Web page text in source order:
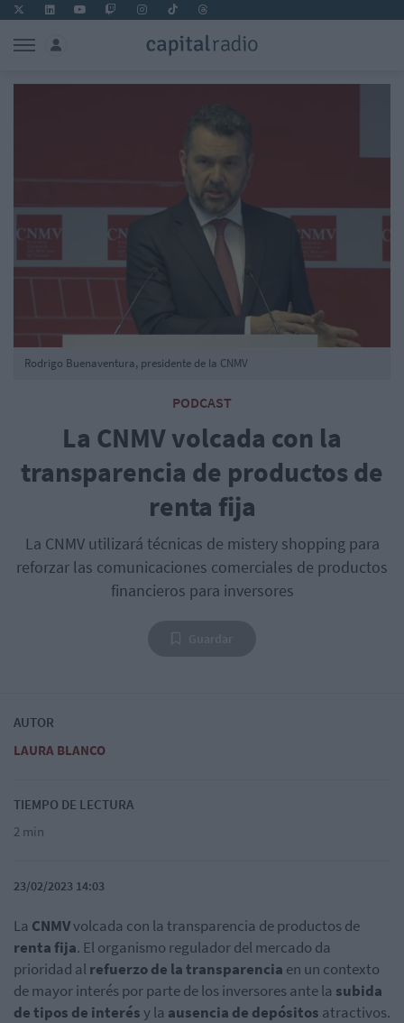
PODCAST
La CNMV volcada con la
transparencia de productos de
renta fija
La CNMV utilizará técnicas de mistery shopping para
reforzar las comunicaciones comerciales de productos
financieros para inversores
Rodrigo Buenaventura, presidente de la CNMV
AUTOR
LAURA BLANCO
TIEMPO DE LECTURA
2 min
23/02/2023 14:03
La CNMVvolcada con la transparencia de productos de
renta fija. El organismo regulador del mercado da
prioridad alrefuerzo de la transparencia en un contexto
de mayor interés por parte de los inversores ante la subida
de tipos de interésy la ausencia de depósitos atractivos.